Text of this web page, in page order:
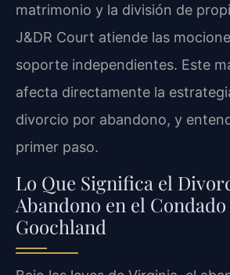
matrimonio y la división de
J&DR Court atiende las
soporte independientes. Este
afecta directamente la
divorcio por abandono, y
primer paso.
Lo Que Significa el
Abandono en el Condado
Goochland